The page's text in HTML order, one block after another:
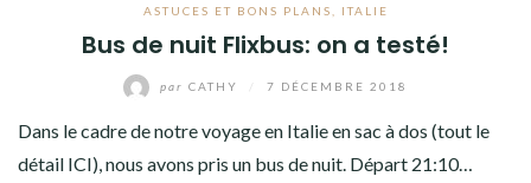
ASTUCES ET BONS PLANS ITALIE
Bus de nuit Flixbus: on a testé!
par CATHY 7 DÉCEMBRE 2018
Dans le cadre de notre voyage en Italie en sac à dos (tout le
détail ICI), nous avons pris un bus de nuit. Départ 21:10…